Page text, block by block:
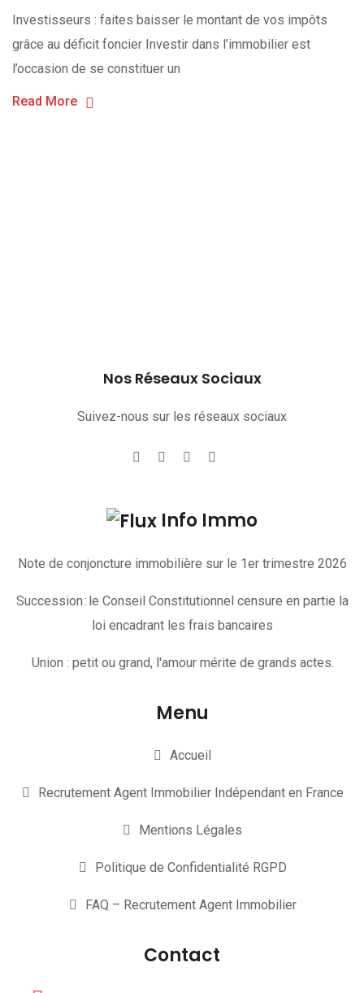
Investisseurs : faites baisser le montant de vos impôts
grâce au déficit foncier Investir dans l’immobilier est
l’occasion de se constituer un
Read More
Nos Réseaux Sociaux
Suivez-nous sur les réseaux sociaux
Info Immo
Note de conjoncture immobilière sur le 1er trimestre 2026
Succession : le Conseil Constitutionnel censure en partie la
loi encadrant les frais bancaires
Union : petit ou grand, l'amour mérite de grands actes.
Menu
Accueil
Recrutement Agent Immobilier Indépendant en France
Mentions Légales
Politique de Confidentialité RGPD
FAQ – Recrutement Agent Immobilier
Contact